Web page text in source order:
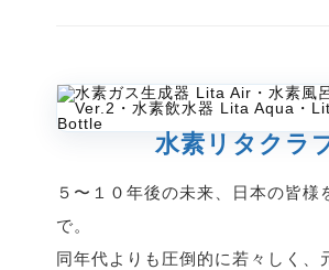
水素リタクラ
５〜１０年後の未来、日本の皆様
で。
同年代よりも圧倒的に若々しく、